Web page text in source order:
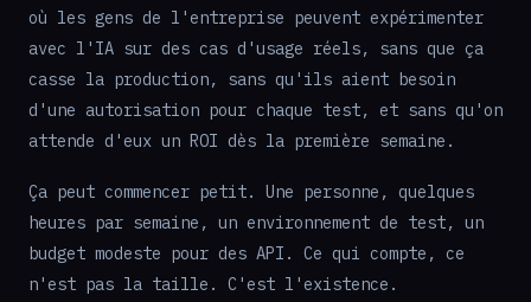
où les gens de l'entreprise peuvent expérimenter
avec l'IA sur des cas d'usage réels, sans que ça
casse la production, sans qu'ils aient besoin
d'une autorisation pour chaque test, et sans qu'on
attende d'eux un ROI dès la première semaine.
Ça peut commencer petit. Une personne, quelques
heures par semaine, un environnement de test, un
budget modeste pour des API. Ce qui compte, ce
n'est pas la taille. C'est l'existence.